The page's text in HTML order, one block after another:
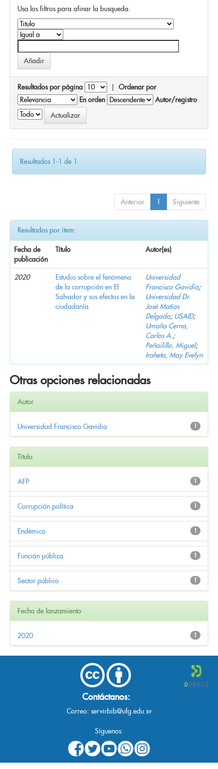
Usa los filtros para afinar la busqueda.
Resultados por página | Ordenar por
En orden
Autor/registro
Resultados 1-1 de 1.
Anterior 1 Siguiente
Resultados por ítem:
Fecha de
publicación
Título Autor(es)
2020
Estudio sobre el fenómeno
de la corrupción en El
Salvador y sus efectos en la
ciudadanía
Universidad
Francisco Gavidia;
Universidad Dr.
José Matías
Delgado; USAID;
Umaña Cerna,
Carlos A.;
Peñailillo, Miguel;
Iraheta, May Evelyn
Otras opciones relacionadas
Autor
1
Universidad Francisco Gavidia
Título
1
AFP
1
Corrupción política
1
Endémico
1
Función pública
1
Sector público
Fecha de lanzamiento
1
2020
Contáctanos:
Correo: servirbib@ufg.edu.sv
Síguenos: